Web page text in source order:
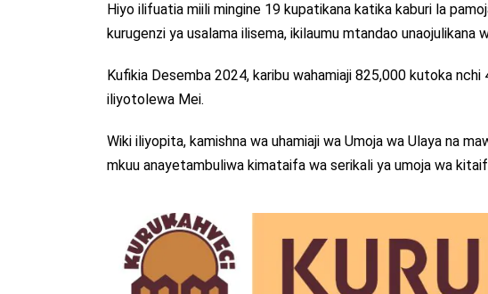
Hiyo ilifuatia miili mingine 19 kupatikana katika kaburi la
kurugenzi ya usalama ilisema, ikilaumu mtandao unaojulikana
Kufikia Desemba 2024, karibu wahamiaji 825,000 kutoka
iliyotolewa Mei.
Wiki iliyopita, kamishna wa uhamiaji wa Umoja wa Ulaya na
mkuu anayetambuliwa kimataifa wa serikali ya umoja wa